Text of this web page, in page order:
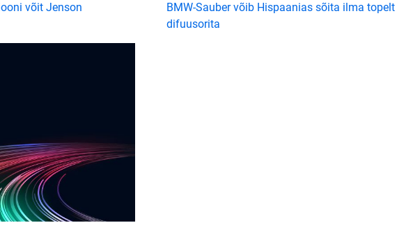
võit Jenson
BMW-Sauber võib Hispaanias sõita ilma topelt
difuusorita